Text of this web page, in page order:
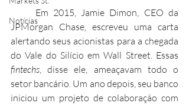
Notícias
JPMorgan Chase, escreveu uma carta
alertando seus acionistas para a chegada
fintechs , disse ele, ameaçavam todo o
setor bancário. Um ano depois, seu banco